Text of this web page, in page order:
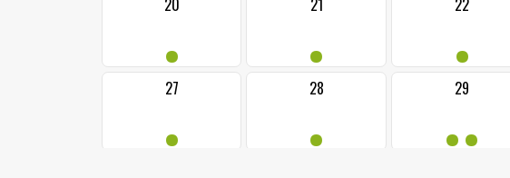
20
•
21
•
22
•
27
•
28
•
29
••